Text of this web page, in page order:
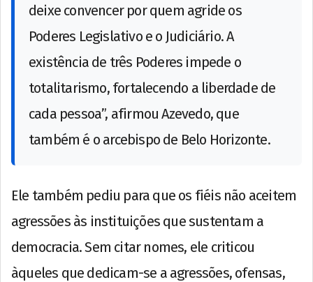
deixe convencer por quem agride os
Poderes Legislativo e o Judiciário. A
existência de três Poderes impede o
totalitarismo, fortalecendo a liberdade de
cada pessoa”, afirmou Azevedo, que
também é o arcebispo de Belo Horizonte.
Ele também pediu para que os fiéis não aceitem
agressões às instituições que sustentam a
democracia. Sem citar nomes, ele criticou
àqueles que dedicam-se a agressões, ofensas,